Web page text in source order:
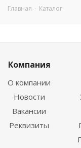
Главная - Каталог
Компания
О компании
Новости
Вакансии
Реквизиты